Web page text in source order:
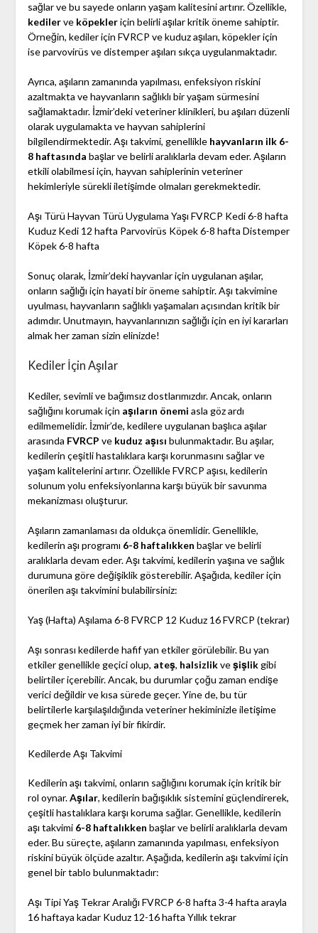
sağlar ve bu sayede onların yaşam kalitesini artırır. Özellikle,
kedilerve köpekleriçin belirli aşılar kritik öneme sahiptir.
Örneğin, kediler için FVRCP ve kuduz aşıları, köpekler için
ise parvovirüs ve distemper aşıları sıkça uygulanmaktadır.
Ayrıca, aşıların zamanında yapılması, enfeksiyon riskini
azaltmakta ve hayvanların sağlıklı bir yaşam sürmesini
sağlamaktadır. İzmir’deki veteriner klinikleri, bu aşıları düzenli
olarak uygulamakta ve hayvan sahiplerini
bilgilendirmektedir. Aşı takvimi, genellikle hayvanların ilk 6-
8 haftasında başlar ve belirli aralıklarla devam eder. Aşıların
etkili olabilmesi için, hayvan sahiplerinin veteriner
hekimleriyle sürekli iletişimde olmaları gerekmektedir.
Aşı Türü Hayvan Türü Uygulama Yaşı FVRCP Kedi 6-8 hafta
Kuduz Kedi 12 hafta Parvovirüs Köpek 6-8 hafta Distemper
Köpek 6-8 hafta
Sonuç olarak, İzmir’deki hayvanlar için uygulanan aşılar,
onların sağlığı için hayati bir öneme sahiptir. Aşı takvimine
uyulması, hayvanların sağlıklı yaşamaları açısından kritik bir
adımdır. Unutmayın, hayvanlarınızın sağlığı için en iyi kararları
almak her zaman sizin elinizde!
Kediler İçin Aşılar
Kediler, sevimli ve bağımsız dostlarımızdır. Ancak, onların
sağlığını korumak için aşıların önemi asla göz ardı
edilmemelidir. İzmir’de, kedilere uygulanan başlıca aşılar
arasında FVRCP ve kuduz aşısı bulunmaktadır. Bu aşılar,
kedilerin çeşitli hastalıklara karşı korunmasını sağlar ve
yaşam kalitelerini artırır. Özellikle FVRCP aşısı, kedilerin
solunum yolu enfeksiyonlarına karşı büyük bir savunma
mekanizması oluşturur.
Aşıların zamanlaması da oldukça önemlidir. Genellikle,
kedilerin aşı programı 6-8 haftalıkken başlar ve belirli
aralıklarla devam eder. Aşı takvimi, kedilerin yaşına ve sağlık
durumuna göre değişiklik gösterebilir. Aşağıda, kediler için
önerilen aşı takvimini bulabilirsiniz:
Yaş (Hafta) Aşılama 6-8 FVRCP 12 Kuduz 16 FVRCP (tekrar)
Aşı sonrası kedilerde hafif yan etkiler görülebilir. Bu yan
etkiler genellikle geçici olup, ateş, halsizlikveşişlikgibi
belirtiler içerebilir. Ancak, bu durumlar çoğu zaman endişe
verici değildir ve kısa sürede geçer. Yine de, bu tür
belirtilerle karşılaşıldığında veteriner hekiminizle iletişime
geçmek her zaman iyi bir fikirdir.
Kedilerde Aşı Takvimi
Kedilerin aşı takvimi, onların sağlığını korumak için kritik bir
rol oynar.Aşılar, kedilerin bağışıklık sistemini güçlendirerek,
çeşitli hastalıklara karşı koruma sağlar. Genellikle, kedilerin
aşı takvimi 6-8 haftalıkken başlar ve belirli aralıklarla devam
eder. Bu süreçte, aşıların zamanında yapılması, enfeksiyon
riskini büyük ölçüde azaltır. Aşağıda, kedilerin aşı takvimi için
genel bir tablo bulunmaktadır:
Aşı Tipi Yaş Tekrar Aralığı FVRCP 6-8 hafta 3-4 hafta arayla
16 haftaya kadar Kuduz 12-16 hafta Yıllık tekrar